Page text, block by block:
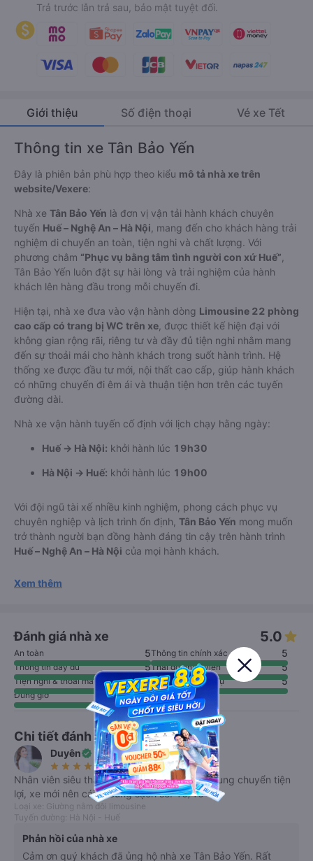
Trả trước lẫn trả sau, bảo mật tuyệt đối.
Giới thiệu Số điện thoại Vé xe Tết
Thông tin xe Tân Bảo Yến
Đây là phiên bản phù hợp theo kiểu mô tả nhà xe trên
website/Vexere:
Nhà xe Tân Bảo Yến là đơn vị vận tải hành khách chuyên
tuyến Huế – Nghệ An – Hà Nội , mang đến cho khách hàng trải
nghiệm di chuyển an toàn, tiện nghi và chất lượng. Với
phương châm “Phục vụ bằng tâm tình người con xứ Huế”
Tân Bảo Yến luôn đặt sự hài lòng và trải nghiệm của hành
khách lên hàng đầu trong mỗi chuyến đi.
Hiện tại, nhà xe đưa vào vận hành dòng Limousine 22 phòng
cao cấp có trang bị WC trên xe , được thiết kế hiện đại với
không gian rộng rãi, riêng tư và đầy đủ tiện nghi nhằm mang
đến sự thoải mái cho hành khách trong suốt hành trình. Hệ
thống xe được đầu tư mới, nội thất cao cấp, giúp hành khách
có những chuyến đi êm ái và thuận tiện hơn trên các tuyến
đường dài.
Nhà xe vận hành tuyến cố định với lịch chạy hằng ngày:
Huế → Hà Nội: khởi hành lúc 19h30
Hà Nội → Huế: khởi hành lúc 19h00
Với đội ngũ tài xế nhiều kinh nghiệm, phong cách phục vụ
chuyên nghiệp và lịch trình ổn định, Tân Bảo Yến mong muốn
trở thành người bạn đồng hành đáng tin cậy trên hành trình
Huế – Nghệ An – Hà Nội của mọi hành khách.
Xem thêm
Đánh giá nhà xe 5.0
An toàn 5Thông tin chính xác 5
Thông tin đầy đủ 5Thái độ nhân viên 5
Tiện nghi & thoải mái 4.9Chất lượng dịch vụ 5
Đúng giờ 5
Chi tiết đánh giá
Duyênverified Đã đi • 12/06/2026
star_rate star_rate star_rate star_rate star_rate
Nhân viên siêu thân thiện, nhiệt tình, có xe trung chuyển tiện
lợi, xe mới nên cái gì cũng sạch sẽ. 10/10
Loại xe: Giường nằm đôi limousine
Tuyến đường: Hà Nội - Huế
Phản hồi của nhà xe
Cảm ơn quý khách đã ủng hộ nhà xe Tân Bảo Yến. Rất